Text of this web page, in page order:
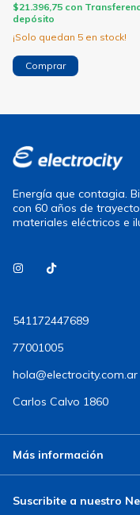
$21.396,75 con
depósito
¡Solo quedan 5 en stock!
Energía que contagia.
con 60 años de
materiales eléctricos e
541172447689
77001005
hola@electrocity.com.ar
Carlos Calvo 1860
Más información
Suscribite a nuestro